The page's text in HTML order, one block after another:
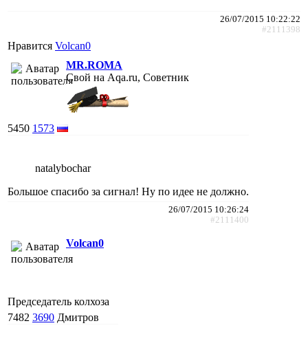
26/07/2015 10:22:22
#2111398
Нравится Volcan0
MR.ROMA
Свой на Aqa.ru, Советник
5450 1573
natalybochar
Большое спасибо за сигнал! Ну по идее не должно.
26/07/2015 10:26:24
#2111400
Volcan0
Председатель колхоза
7482 3690 Дмитров